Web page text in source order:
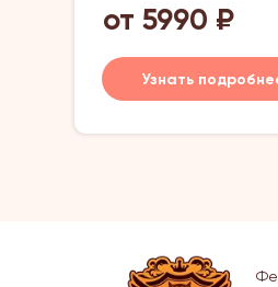
Узнать
от 5990 ₽